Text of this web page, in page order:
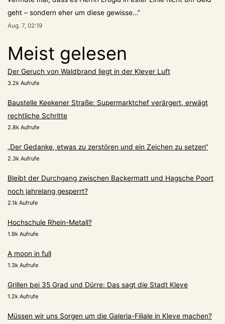
geht – sondern eher um diese gewisse…”
Aug. 7, 02:19
Meist gelesen
Der Geruch von Waldbrand liegt in der Klever Luft
3.2k Aufrufe
Baustelle Keekener Straße: Supermarktchef verärgert, erwägt
rechtliche Schritte
2.8k Aufrufe
„Der Gedanke, etwas zu zerstören und ein Zeichen zu setzen“
2.3k Aufrufe
Bleibt der Durchgang zwischen Backermatt und Hagsche Poort
noch jahrelang gesperrt?
2.1k Aufrufe
Hochschule Rhein-Metall?
1.9k Aufrufe
A moon in full
1.3k Aufrufe
Grillen bei 35 Grad und Dürre: Das sagt die Stadt Kleve
1.2k Aufrufe
Müssen wir uns Sorgen um die Galeria-Filiale in Kleve machen?